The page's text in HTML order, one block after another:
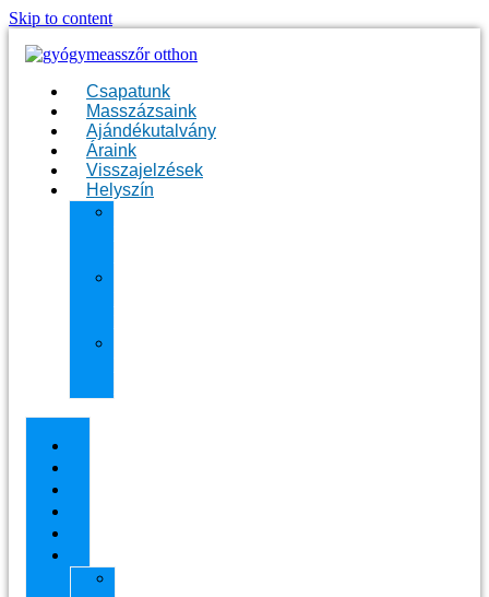
Skip to content
Csapatunk
Masszázsaink
Ajándékutalvány
Áraink
Visszajelzések
Helyszín